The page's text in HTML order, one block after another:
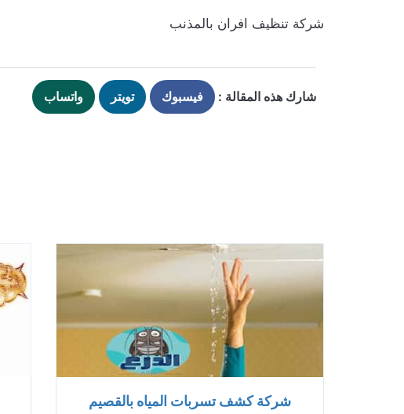
شركة تنظيف افران بالمذنب
شارك هذه المقالة : فيسبوك تويتر واتساب
شركة كشف تسربات المياه بالقصيم